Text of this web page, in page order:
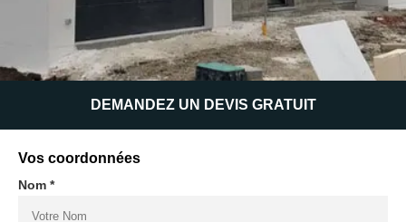
DEMANDEZ UN DEVIS GRATUIT
Vos coordonnées
Nom *